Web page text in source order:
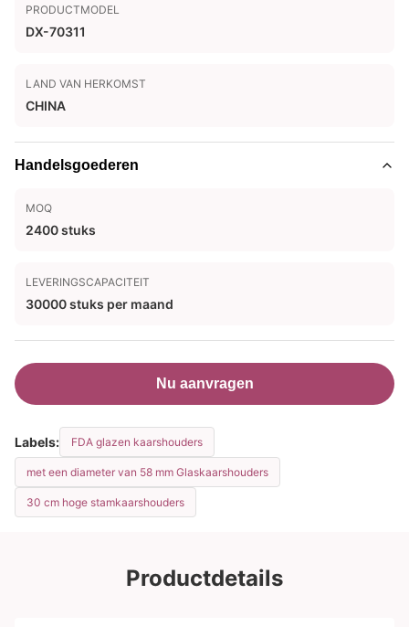
PRODUCTMODEL
DX-70311
LAND VAN HERKOMST
CHINA
Handelsgoederen
MOQ
2400 stuks
LEVERINGSCAPACITEIT
30000 stuks per maand
Nu aanvragen
Labels: FDA glazen kaarshouders
met een diameter van 58 mm Glaskaarshouders
30 cm hoge stamkaarshouders
Productdetails